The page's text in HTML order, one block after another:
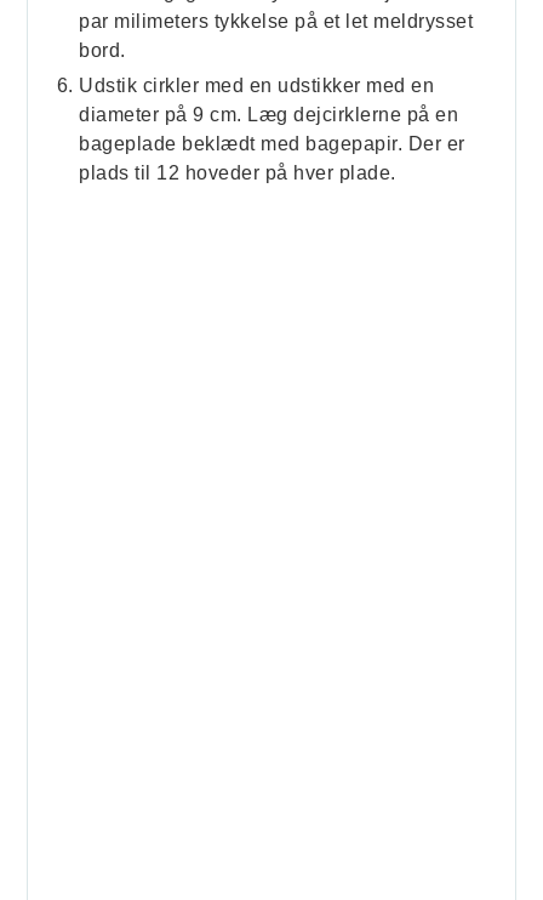
par milimeters tykkelse på et let meldrysset
bord.
Udstik cirkler med en udstikker med en
diameter på 9 cm. Læg dejcirklerne på en
bageplade beklædt med bagepapir. Der er
plads til 12 hoveder på hver plade.